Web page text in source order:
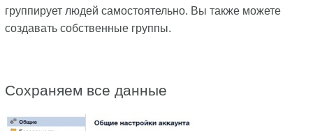
группирует людей самостоятельно. Вы также можете
создавать собственные группы.
Сохраняем все данные